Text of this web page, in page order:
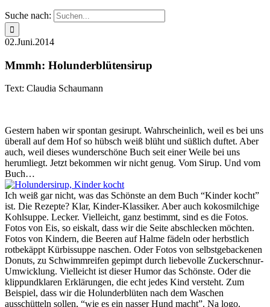
Suche nach:
02.Juni.2014
Mmmh: Holunderblütensirup
Text: Claudia Schaumann
Gestern haben wir spontan gesirupt. Wahrscheinlich, weil es bei uns
überall auf dem Hof so hübsch weiß blüht und süßlich duftet. Aber
auch, weil dieses wunderschöne Buch seit einer Weile bei uns
herumliegt. Jetzt bekommen wir nicht genug. Vom Sirup. Und vom
Buch…
Ich weiß gar nicht, was das Schönste an dem Buch “Kinder kocht”
ist. Die Rezepte? Klar, Kinder-Klassiker. Aber auch kokosmilchige
Kohlsuppe. Lecker. Vielleicht, ganz bestimmt, sind es die Fotos.
Fotos von Eis, so eiskalt, dass wir die Seite abschlecken möchten.
Fotos von Kindern, die Beeren auf Halme fädeln oder herbstlich
rotbekäppt Kürbissuppe naschen. Oder Fotos von selbstgebackenen
Donuts, zu Schwimmreifen gepimpt durch liebevolle Zuckerschnur-
Umwicklung. Vielleicht ist dieser Humor das Schönste. Oder die
klippundklaren Erklärungen, die echt jedes Kind versteht. Zum
Beispiel, dass wir die Holunderblüten nach dem Waschen
ausschütteln sollen, “wie es ein nasser Hund macht”. Na logo.